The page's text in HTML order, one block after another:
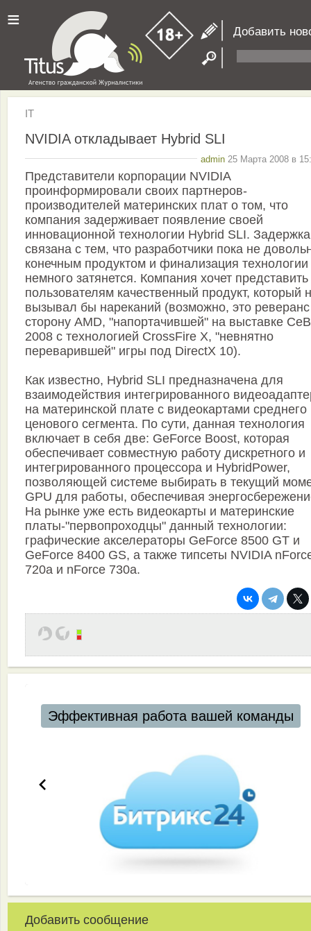
≡ Добавить
IT
NVIDIA откладывает Hybrid SLI
admin 25 Марта 2008 в
Представители корпорации NVIDIA
проинформировали своих партнеров-
производителей материнских плат о том, что
компания задерживает появление своей
инновационной технологии Hybrid SLI. Задержка
связана с тем, что разработчики пока не
конечным продуктом и финализация технологии
немного затянется. Компания хочет представить
пользователям качественный продукт, который
вызывал бы нареканий (возможно, это
сторону AMD, "напортачившей" на выставке
2008 с технологией CrossFire X, "невнятно
переварившей" игры под DirectX 10).
Как известно, Hybrid SLI предназначена для
взаимодействия интегрированного
на материнской плате с видеокартами среднего
ценового сегмента. По сути, данная технология
включает в себя две: GeForce Boost, которая
обеспечивает совместную работу дискретного и
интегрированного процессора и HybridPower,
позволяющей системе выбирать в текущий
GPU для работы, обеспечивая
На рынке уже есть видеокарты и материнские
платы-"первопроходцы" данный технологии:
графические акселераторы GeForce 8500 GT и
GeForce 8400 GS, а также типсеты NVIDIA
720a и nForce 730a.
Эффективная работа вашей команды
Добавить сообщение